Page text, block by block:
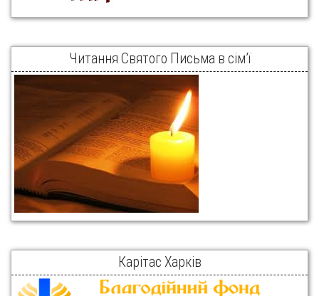
Читання Святого Письма в сім’ї
Карітас Харків